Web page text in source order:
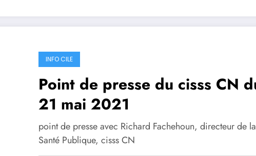
INFO CILE
Point de presse du cisss CN du
21 mai 2021
point de presse avec Richard Fachehoun, directeur de la
Santé Publique, cisss CN